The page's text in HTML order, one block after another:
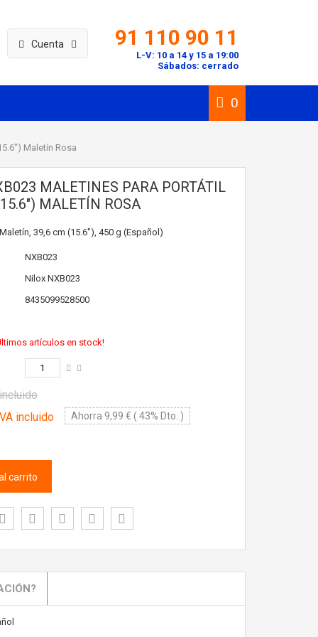
Cuenta 91 110 90 11
L-V: 10 a 14 y 15 a 19:00
Sábados: cerrado
0
Maletín Rosa
MALETINES PARA PORTÁTIL
MALETÍN ROSA
39,6 cm (15.6"), 450 g (Español)
NXB023
Nilox NXB023
8435099528500
artículos en stock!
incluido Ahorra 9,99 € ( 43% Dto. )
carrito